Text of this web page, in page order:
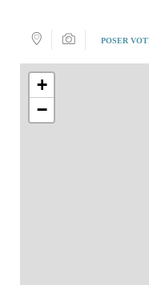
POSER
+
−